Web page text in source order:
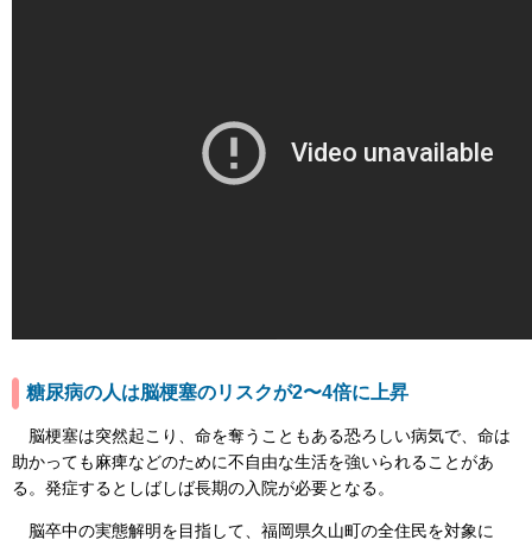
糖尿病の人は脳梗塞のリスクが2〜4倍に上昇
脳梗塞は突然起こり、命を奪うこともある恐ろしい病気で、命は
助かっても麻痺などのために不自由な生活を強いられることがあ
る。発症するとしばしば長期の入院が必要となる。
脳卒中の実態解明を目指して、福岡県久山町の全住民を対象に